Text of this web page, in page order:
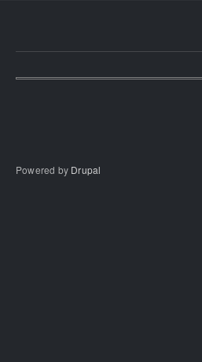
Powered by Drupal